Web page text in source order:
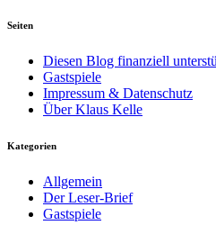
Seiten
Diesen Blog finanziell
Gastspiele
Impressum & Datenschutz
Über Klaus Kelle
Kategorien
Allgemein
Der Leser-Brief
Gastspiele